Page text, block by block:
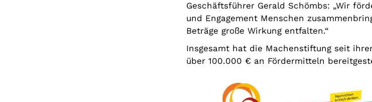
Geschäftsführer Gerald Schömbs: „Wir
und Engagement Menschen
Beträge große Wirkung entfalten.“
Insgesamt hat die Machenstiftung seit
über 100.000 € an Fördermitteln